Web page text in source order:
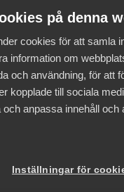
basnäring
del av
på denna
cookies för att samla
information om
och användning, för att
kopplade till sociala
och anpassa innehåll och
Inställningar för